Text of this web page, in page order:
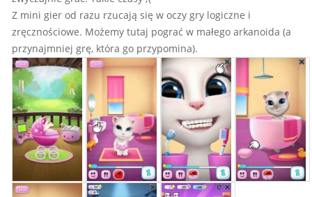
Z mini gier od razu rzucają się w oczy gry logiczne i
zręcznościowe. Możemy tutaj pograć w małego arkanoida (a
przynajmniej grę, która go przypomina).